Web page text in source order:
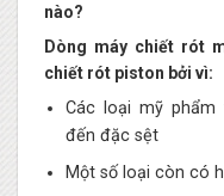
nào?
Dòng máy chiết rót
chiết rót piston bởi vì:
Các loại mỹ
đến đặc sệt
Một số loại còn có